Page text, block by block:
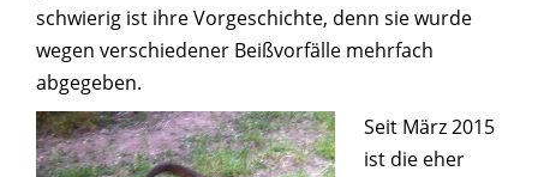
schwierig ist ihre Vorgeschichte, denn sie wurde
wegen verschiedener Beißvorfälle mehrfach
abgegeben.
Seit März 2015
ist die eher